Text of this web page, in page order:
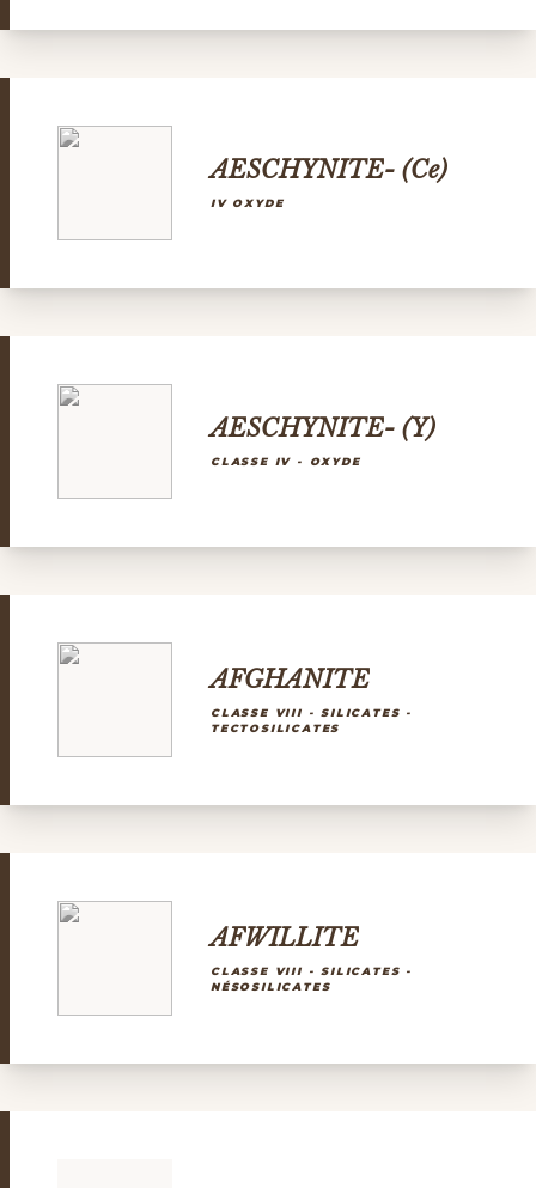
AESCHYNITE- (Ce)
IV OXYDE
AESCHYNITE- (Y)
CLASSE IV - OXYDE
AFGHANITE
CLASSE VIII - SILICATES -
TECTOSILICATES
AFWILLITE
CLASSE VIII - SILICATES -
NÉSOSILICATES